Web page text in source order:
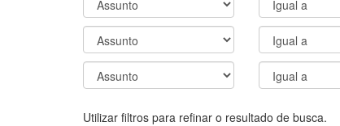
Utilizar filtros para refinar o resultado de busca.